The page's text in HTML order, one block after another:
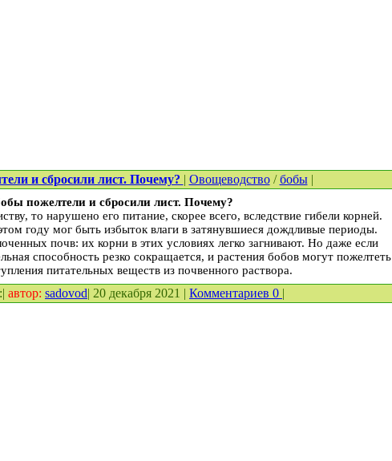
и сбросили лист. Почему? | Овощеводство/бобы|
пожелтели и сбросили лист. Почему?
то нарушено его питание, скорее всего, вследствие гибели корней.
году мог быть избыток влаги в затянувшиеся дождливые периоды.
почв: их корни в этих условиях легко загнивают. Но даже если
способность резко сокращается, и растения бобов могут пожелтеть
питательных веществ из почвенного раствора.
автор: sadovod| 20 декабря 2021 | Комментариев 0 |